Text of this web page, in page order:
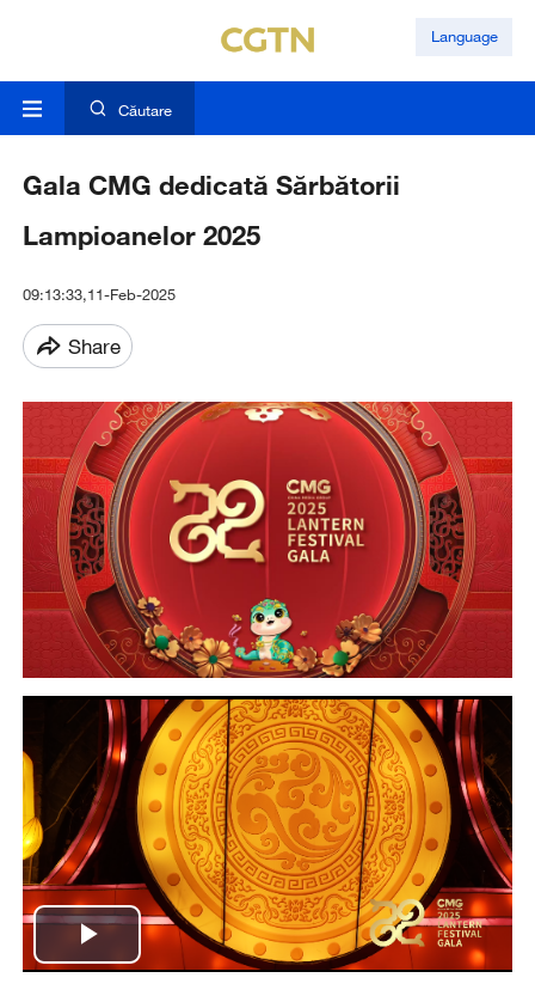
Language
Căutare
Gala CMG dedicată Sărbătorii
Lampioanelor 2025
09:13:33,11-Feb-2025
Share
Play